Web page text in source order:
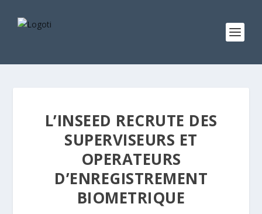
L’INSEED RECRUTE DES
SUPERVISEURS ET
OPERATEURS
D’ENREGISTREMENT
BIOMETRIQUE